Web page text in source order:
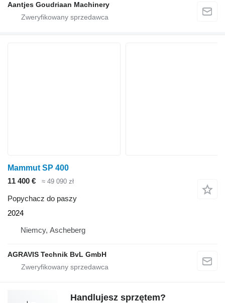
Aantjes Goudriaan Machinery
Mammut SP 400
11 400 €
≈ 49 090 zł
Popychacz do paszy
2024
Niemcy, Ascheberg
AGRAVIS Technik BvL GmbH
Handlujesz sprzętem?